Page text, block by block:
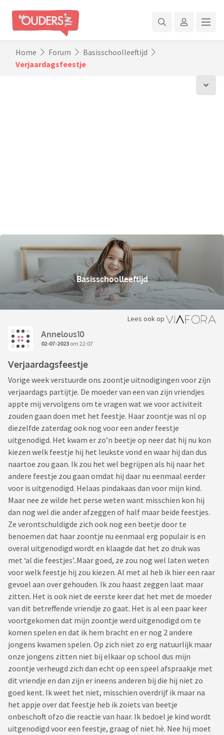
Home Forum
Basisschoolleeftijd
Verjaardagsfeestje
Basisschoolleeftijd
Lees ook op
Annelous10
02-07-2023 om 22:07
Verjaardagsfeestje
Vorige week verstuurde ons zoontje uitnodigingen voor zijn
verjaardags partijtje. De moeder van een van zijn vriendjes
appte mij vervolgens om te vragen wat we voor activiteit
zouden gaan doen met het feestje. Haar zoontje was nl op
diezelfde zaterdag ook nog voor een ander feestje
uitgenodigd. Het kwam er zo’n beetje op neer dat hij nu kon
kiezen welk feestje hij het leukste vond en waar hij dan dus
naartoe zou gaan. Ik zou het wel begrijpen als hij naar het
andere feestje zou gaan omdat hij daar nu eenmaal eerder
voor is uitgenodigd. Helaas pindakaas dan voor mijn kind.
Maar nee ze wilde het perse weten want misschien kon hij
dan nog wel die ander afzeggen of half maar beide feestjes.
Ze verontschuldigde zich ook nog een beetje door te
benoemen dat haar zoontje nu eenmaal erg populair is en
overal uitgenodigd wordt en klaagde dat het zo druk was
met ‘al die feestjes’..Maar goed, ze zou nog wel laten weten
voor welk feestje hij zou kiezen. Al met al heb ik hier een raar
gevoel aan over gehouden. Ik zou haast zeggen laat maar
zitten. Het is ook niet de eerste keer dat het met de moeder
van dit betreffende vriendje zo gaat. Het is al een paar keer
voortgekomen dat mijn zoontje werd uitgenodigd om te
komen spelen en dat ik hem bracht en er nog 2 andere
jongens kwamen spelen. Op zich niet zo erg natuurlijk maar
onze jongens zitten niet bij elkaar op school dus mijn
zoontje verheugd zich dan echt op een speel afspraakje met
dit vriendje en dan zijn er ineens anderen bij die hij niet zo
goed kent. Ik weet het niet, misschien overdrijf ik maar na
het appje over dat feestje heb ik zoiets van beetje
onbeschoft ofzo die reactie van haar. Ik bedoel je kind wordt
uitgenodigd voor een feestje, graag of niet hè. Nee hij moet